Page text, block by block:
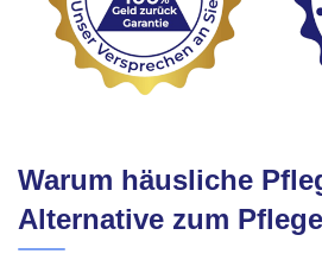
Warum häusliche
Alternative zum